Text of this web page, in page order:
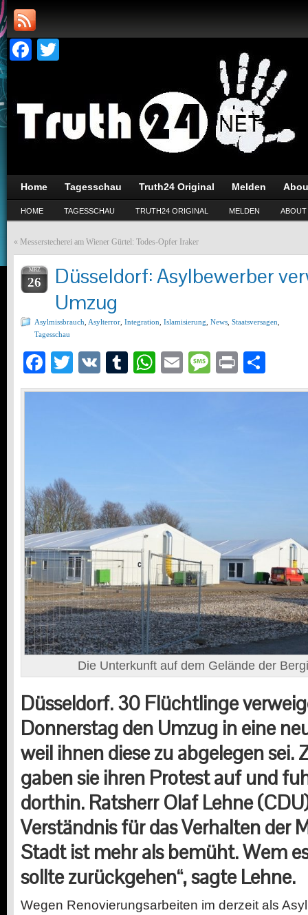
Facebook
Home Tagesschau Truth24 Original Melden
HOME TAGESSCHAU TRUTH24 ORIGINAL MELDEN ABOUT
« Messerstecherei am Wiener Gürtel: Todes-Opfer Iraker
MRZ
26
Düsseldorf: Asylbewerber
Umzug
Asylmissbrauch Asylterror Integration Islamisierung News Staatsversagen
Tagesschau
Facebook
Twitter
VK Tumblr
WhatsApp
EmailMessage
Print
Die Unterkunft auf dem Gelände der
Düsseldorf. 30 Flüchtlinge
Donnerstag den Umzug in eine
weil ihnen diese zu abgelegen sei.
gaben sie ihren Protest auf und
dorthin. Ratsherr Olaf Lehne
Verständnis für das Verhalten der
Stadt ist mehr als bemüht. Wem
sollte zurückgehen“, sagte Lehne.
Wegen Renovierungsarbeiten im derzeit als